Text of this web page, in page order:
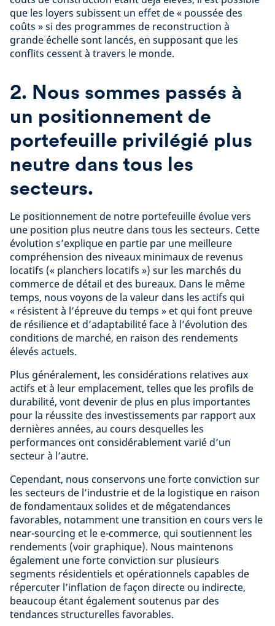
que les loyers subissent un effet de « poussée des
coûts » si des programmes de reconstruction à
grande échelle sont lancés, en supposant que les
conflits cessent à travers le monde.
2. Nous sommes passés à
un positionnement de
portefeuille privilégié plus
neutre dans tous les
secteurs.
Le positionnement de notre portefeuille évolue vers
une position plus neutre dans tous les secteurs. Cette
évolution s’explique en partie par une meilleure
compréhension des niveaux minimaux de revenus
locatifs (« planchers locatifs ») sur les marchés du
commerce de détail et des bureaux. Dans le même
temps, nous voyons de la valeur dans les actifs qui
« résistent à l’épreuve du temps » et qui font preuve
de résilience et d’adaptabilité face à l’évolution des
conditions de marché, en raison des rendements
élevés actuels.
Plus généralement, les considérations relatives aux
actifs et à leur emplacement, telles que les profils de
durabilité, vont devenir de plus en plus importantes
pour la réussite des investissements par rapport aux
dernières années, au cours desquelles les
performances ont considérablement varié d’un
secteur à l’autre.
Cependant, nous conservons une forte conviction sur
les secteurs de l’industrie et de la logistique en raison
de fondamentaux solides et de mégatendances
favorables, notamment une transition en cours vers le
near-sourcing et le e-commerce, qui soutiennent les
rendements (voir graphique). Nous maintenons
également une forte conviction sur plusieurs
segments résidentiels et opérationnels capables de
répercuter l’inflation de façon directe ou indirecte,
beaucoup étant également soutenus par des
tendances structurelles favorables.